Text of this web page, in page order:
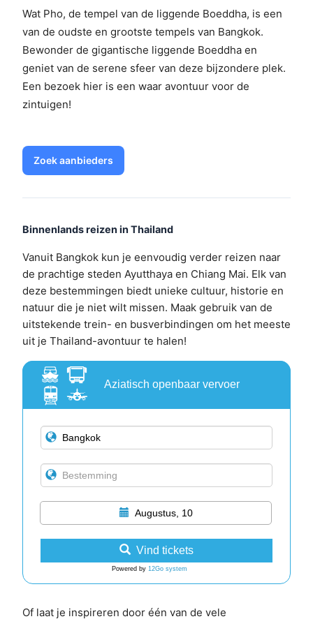
Wat Pho, de tempel van de liggende Boeddha, is een
van de oudste en grootste tempels van Bangkok.
Bewonder de gigantische liggende Boeddha en
geniet van de serene sfeer van deze bijzondere plek.
Een bezoek hier is een waar avontuur voor de
zintuigen!
Zoek aanbieders
Binnenlands reizen in Thailand
Vanuit Bangkok kun je eenvoudig verder reizen naar
de prachtige steden Ayutthaya en Chiang Mai. Elk van
deze bestemmingen biedt unieke cultuur, historie en
natuur die je niet wilt missen. Maak gebruik van de
uitstekende trein- en busverbindingen om het meeste
uit je Thailand-avontuur te halen!
Aziatisch openbaar vervoer
Augustus, 10
Vind tickets
Powered by 12Go system
Of laat je inspireren door één van de vele